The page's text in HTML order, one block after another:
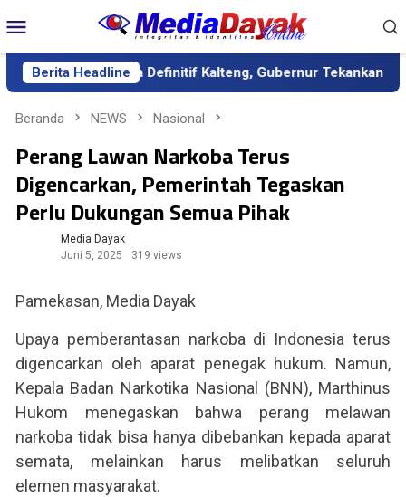
ke
kontenMobile
Berita Headline
sebagai Sekda Definitif Kalteng, Gubernur Tekankan Kerja
Beranda NEWS Nasional
Perang Lawan Narkoba Terus
Digencarkan, Pemerintah Tegaskan
Perlu Dukungan Semua Pihak
Media Dayak
Juni 5, 2025
319 views
Pamekasan, Media Dayak
Upaya pemberantasan narkoba di Indonesia terus
digencarkan oleh aparat penegak hukum. Namun,
Kepala Badan Narkotika Nasional (BNN), Marthinus
Hukom menegaskan bahwa perang melawan
narkoba tidak bisa hanya dibebankan kepada aparat
semata, melainkan harus melibatkan seluruh
elemen masyarakat.